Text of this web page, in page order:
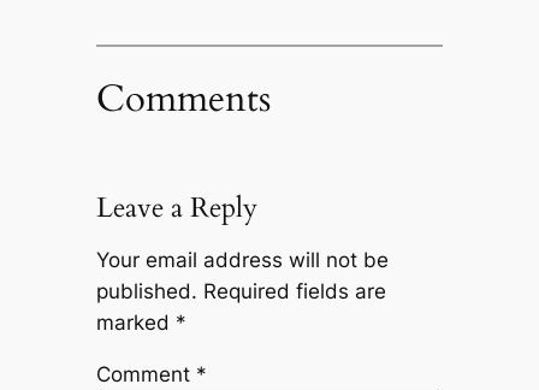
Comments
Leave a Reply
Your email address will not be
published. Required fields are
marked *
Comment *